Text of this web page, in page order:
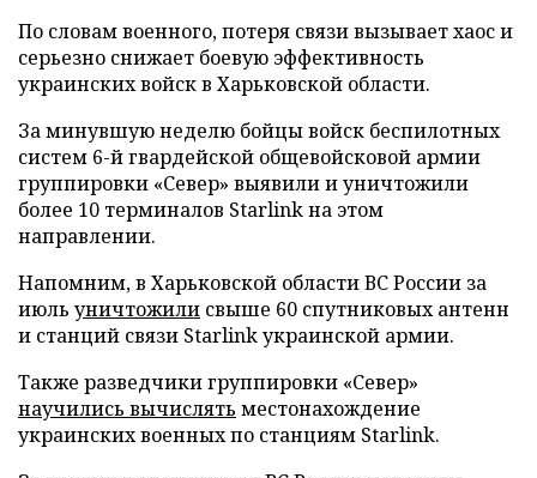
По словам военного, потеря связи вызывает хаос и
серьезно снижает боевую эффективность
украинских войск в Харьковской области.
За минувшую неделю бойцы войск беспилотных
систем 6-й гвардейской общевойсковой армии
группировки «Север» выявили и уничтожили
более 10 терминалов Starlink на этом
направлении.
Напомним, в Харьковской области ВС России за
июль уничтожили свыше 60 спутниковых антенн
и станций связи Starlink украинской армии.
Также разведчики группировки «Север»
научились вычислять местонахождение
украинских военных по станциям Starlink.